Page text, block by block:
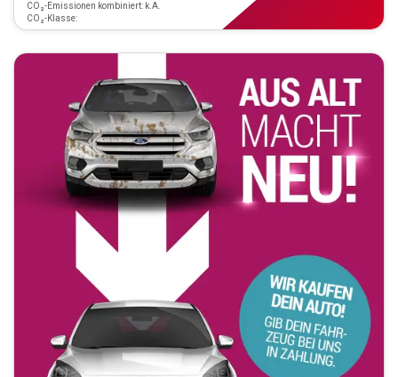
CO₂-Emissionen kombiniert: k.A.
CO₂-Klasse: